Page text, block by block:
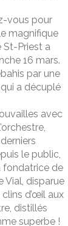
vous pour
magnifique
St-Priest a
16 mars.
par une
a décuplé
avec
le public,
fondatrice de
Vial, disparue
d’œil aux
distillés
superbe !